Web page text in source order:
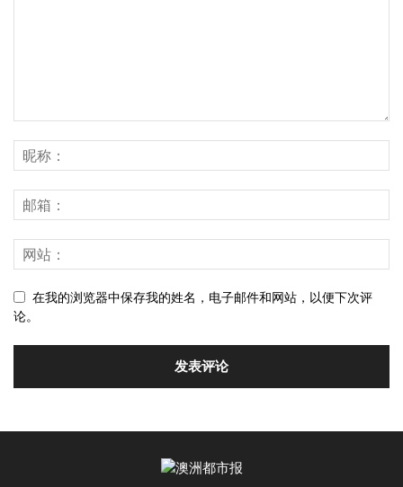
在我的浏览器中保存我的姓名，电子邮件和网站，以便下次评
论。